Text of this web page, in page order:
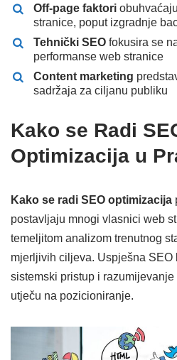
Off-page faktori
stranice, poput izgradnje
Tehnički SEO fokusira se
performanse web stranice
Content marketing
sadržaja za ciljanu publiku
Kako se Radi
Optimizacija u
Kako se radi SEO optimizacija
postavljaju mnogi vlasnici web
temeljitom analizom trenutnog
mjerljivih ciljeva. Uspješna SEO
sistemski pristup i
utječu na pozicioniranje.